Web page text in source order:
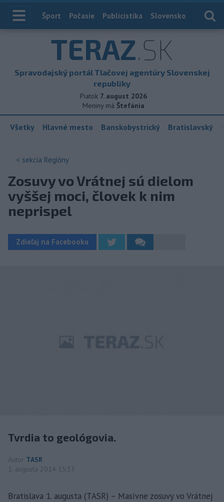
Index
Šport Počasie Publicistika Slovensko
TERAZ.SK
Spravodajský portál Tlačovej agentúry Slovenskej
republiky
Piatok 7. august 2026
Meniny má Štefánia
Všetky Hlavné mesto Banskobystrický Bratislavský
< sekcia Regióny
Zosuvy vo Vrátnej sú dielom
vyššej moci, človek k nim
neprispel
Zdieľaj na Facebooku
Tvrdia to geológovia.
Autor TASR
1. augusta 2014 15:33
Bratislava 1. augusta (TASR) – Masívne zosuvy vo Vrátnej